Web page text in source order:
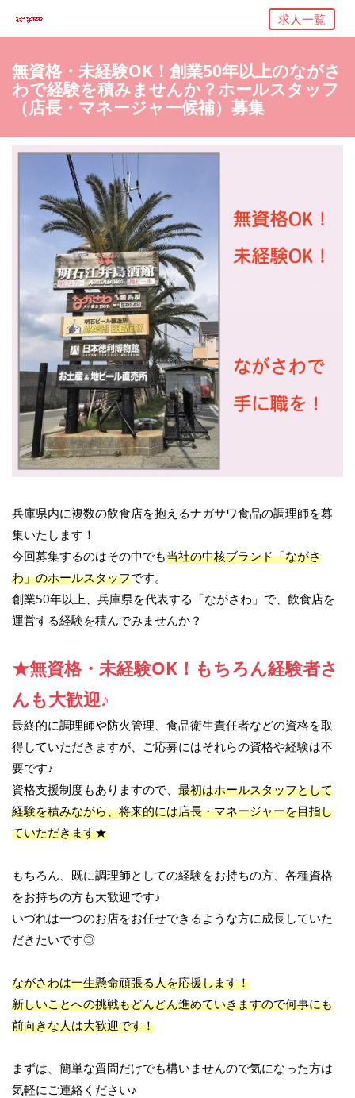
求人一覧
無資格・未経験OK！創業50年以上のながさ
わで経験を積みませんか？ホールスタッフ
（店長・マネージャー候補）募集
兵庫県内に複数の飲食店を抱えるナガサワ食品の調理師を募
集いたします！
今回募集するのはその中でも当社の中核ブランド「ながさ
わ」のホールスタッフです。
創業50年以上、兵庫県を代表する「ながさわ」で、飲食店を
運営する経験を積んでみませんか？
★無資格・未経験OK！もちろん経験者さ
んも大歓迎♪
最終的に調理師や防火管理、食品衛生責任者などの資格を取
得していただきますが、ご応募にはそれらの資格や経験は不
要です♪
資格支援制度もありますので、 最初はホールスタッフとして
経験を積みながら、将来的には店長・マネージャーを目指し
ていただきます★
もちろん、既に調理師としての経験をお持ちの方、各種資格
をお持ちの方も大歓迎です♪
いづれは一つのお店をお任せできるような方に成長していた
だきたいです◎
ながさわは一生懸命頑張る人を応援します！
新しいことへの挑戦もどんどん進めていきますので何事にも
前向きな人は大歓迎です！
まずは、簡単な質問だけでも構いませんので気になった方は
気軽にご連絡ください♪